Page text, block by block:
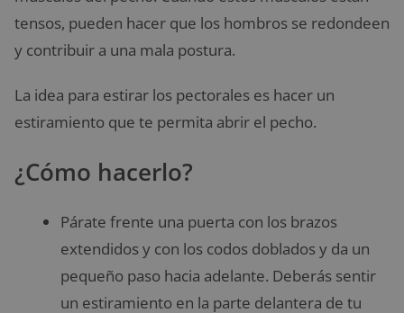
tensos, pueden hacer que los hombros se redondeen
y contribuir a una mala postura.
La idea para estirar los pectorales es hacer un
estiramiento que te permita abrir el pecho.
¿Cómo hacerlo?
Párate frente una puerta con los brazos
extendidos y con los codos doblados y da un
pequeño paso hacia adelante. Deberás sentir
un estiramiento en la parte delantera de tu